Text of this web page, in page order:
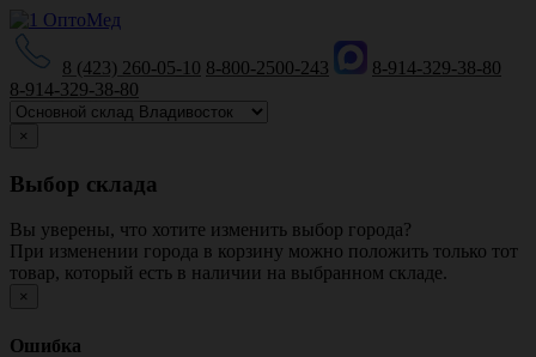
8 (423) 260-05-10 8-800-2500-243
8-914-329-38-80
8-914-329-38-80
×
Выбор склада
Вы уверены, что хотите изменить выбор города?
При изменении города в корзину можно положить только тот
товар, который есть в наличии на выбранном складе.
×
Ошибка